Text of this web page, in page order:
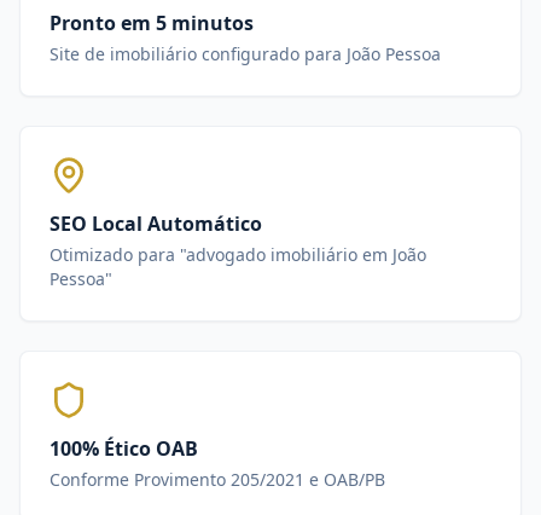
Pronto em 5 minutos
Site de imobiliário configurado para João Pessoa
SEO Local Automático
Otimizado para "advogado imobiliário em João
Pessoa"
100% Ético OAB
Conforme Provimento 205/2021 e OAB/PB